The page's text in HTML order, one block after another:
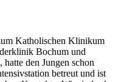
Katholischen Klinikum
Bochum und
den Jungen schon
betreut und ist